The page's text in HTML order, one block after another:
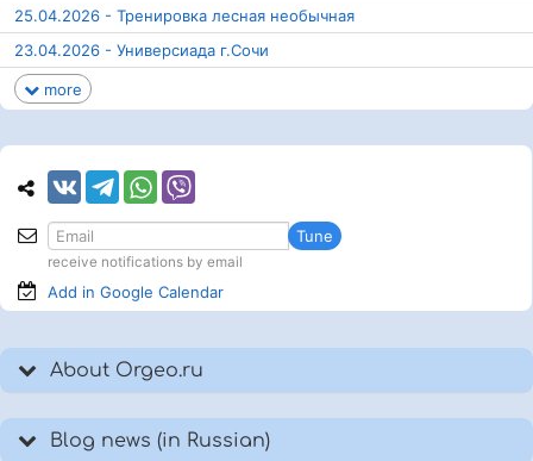
25.04.2026 - Тренировка лесная необычная
23.04.2026 - Универсиада г.Сочи
more
Tune
receive notifications by email
Add in Google Calendar
About Orgeo.ru
Blog news (in Russian)